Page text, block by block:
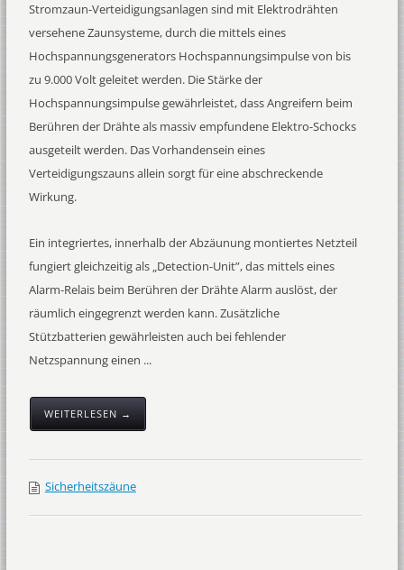
Stromzaun-Verteidigungsanlagen sind mit Elektrodrähten
versehene Zaunsysteme, durch die mittels eines
Hochspannungsgenerators Hochspannungsimpulse von bis
zu 9.000 Volt geleitet werden. Die Stärke der
Hochspannungsimpulse gewährleistet, dass Angreifern beim
Berühren der Drähte als massiv empfundene Elektro-Schocks
ausgeteilt werden. Das Vorhandensein eines
Verteidigungszauns allein sorgt für eine abschreckende
Wirkung.
Ein integriertes, innerhalb der Abzäunung montiertes Netzteil
fungiert gleichzeitig als „Detection-Unit”, das mittels eines
Alarm-Relais beim Berühren der Drähte Alarm auslöst, der
räumlich eingegrenzt werden kann. Zusätzliche
Stützbatterien gewährleisten auch bei fehlender
Netzspannung einen ...
WEITERLESEN →
Sicherheitszäune